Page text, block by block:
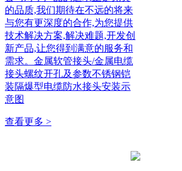
的品质,我们期待在不远的将来
与您有更深度的合作,为您提供
技术解决方案,解决难题,开发创
新产品,让您得到满意的服务和
需求。金属软管接头/金属电缆
接头螺纹开孔及参数不锈钢铠
装隔爆型电缆防水接头安装示
意图
查看更多 >